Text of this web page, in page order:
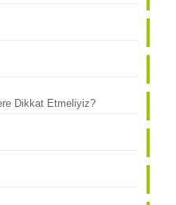
Dikkat Etmeliyiz?